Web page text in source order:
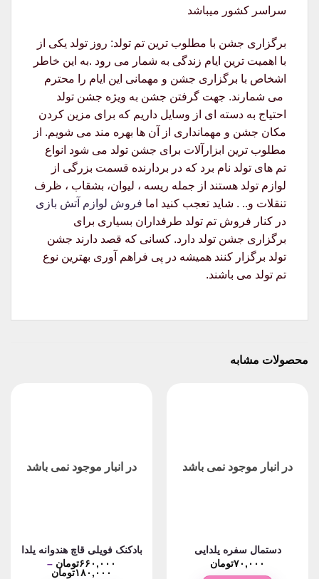
سراسر کشور میباشد
برگزاری جشن با مطلوب ترین تم تولد: روز تولد یکی از
با اهمیت ترین ایام زندگی به شمار می رود .به این خاطر
اشخاص با برگزاری جشن و مهمانی این ایام را محترم
می شمارند. جهت گرفتن جشن به ویژه جشن تولد
احتیاج به دسته ای از وسایل داریم که برای مزین کردن
مکان جشن و مهمانداری از آن ها بهره مند می شویم. از
مطلوب ترین ابزارآلات برای جشن تولد می شود انواع
تم های تولد نام برد که در بردارنده قسمت بزرگی از
لوازم تولد هستند از جمله ریسه ، لیوان، بشقاب ، ظرف
تنقلات و.. . شاید تعجب کنید اما فروش لوازم آتش بازی
در کنار فروش تم تولد طرفداران بسیاری برای
برگزاری جشن تولد دارد. کسانی که قصد دارند جشن
تولد برگزار کنند همیشه در پی فراهم آوری بهترین نوع
تم تولد می باشند.
محصولات مشابه
در انبار موجود نمی باشد
دستمال سفره یلدایی
۷۰,۰۰۰تومان
در انبار موجود نمی باشد
بادکنک فویلی قاچ هندوانه یلدا
۶۶۰,۰۰۰تومان –
۱۸۰,۰۰۰تومان